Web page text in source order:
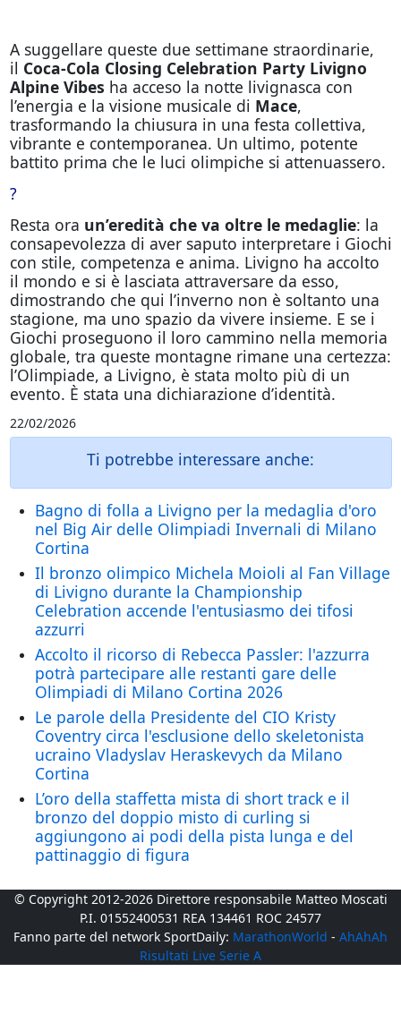
A suggellare queste due settimane straordinarie,
il Coca-Cola Closing Celebration Party Livigno
Alpine Vibes ha acceso la notte livignasca con
l’energia e la visione musicale di Mace,
trasformando la chiusura in una festa collettiva,
vibrante e contemporanea. Un ultimo, potente
battito prima che le luci olimpiche si attenuassero.
?
Resta ora un’eredità che va oltre le medaglie: la
consapevolezza di aver saputo interpretare i Giochi
con stile, competenza e anima. Livigno ha accolto
il mondo e si è lasciata attraversare da esso,
dimostrando che qui l’inverno non è soltanto una
stagione, ma uno spazio da vivere insieme. E se i
Giochi proseguono il loro cammino nella memoria
globale, tra queste montagne rimane una certezza:
l’Olimpiade, a Livigno, è stata molto più di un
evento. È stata una dichiarazione d’identità.
22/02/2026
Ti potrebbe interessare anche:
Bagno di folla a Livigno per la medaglia d'oro
nel Big Air delle Olimpiadi Invernali di Milano
Cortina
Il bronzo olimpico Michela Moioli al Fan Village
di Livigno durante la Championship
Celebration accende l'entusiasmo dei tifosi
azzurri
Accolto il ricorso di Rebecca Passler: l'azzurra
potrà partecipare alle restanti gare delle
Olimpiadi di Milano Cortina 2026
Le parole della Presidente del CIO Kristy
Coventry circa l'esclusione dello skeletonista
ucraino Vladyslav Heraskevych da Milano
Cortina
L’oro della staffetta mista di short track e il
bronzo del doppio misto di curling si
aggiungono ai podi della pista lunga e del
pattinaggio di figura
© Copyright 2012-2026 Direttore responsabile Matteo Moscati
P.I. 01552400531 REA 134461 ROC 24577
Fanno parte del network SportDaily: MarathonWorld - AhAhAh
Risultati Live Serie A